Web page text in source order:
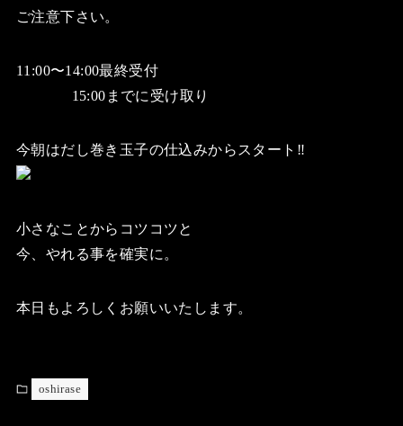
ご注意下さい。
11:00〜14:00最終受付
15:00までに受け取り
今朝はだし巻き玉子の仕込みからスタート‼️
小さなことからコツコツと
今、やれる事を確実に。
本日もよろしくお願いいたします。
oshirase